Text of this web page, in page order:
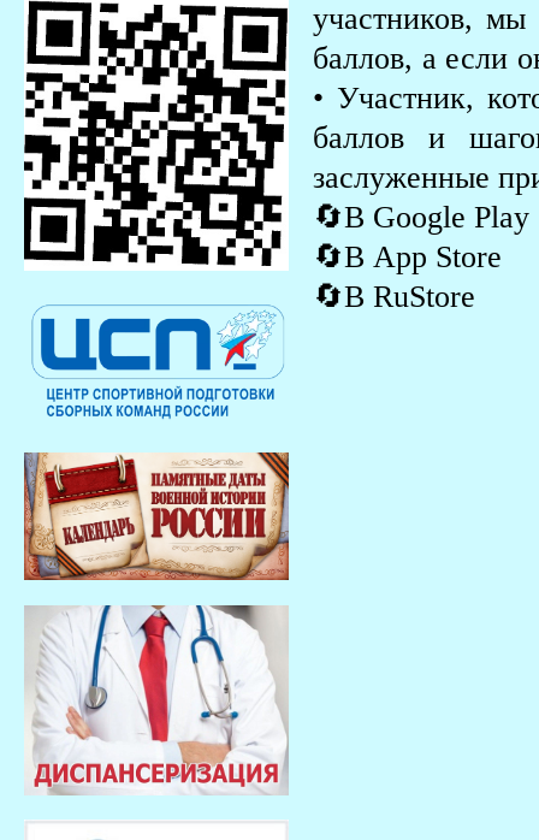
участников, мы
баллов, а если
• Участник,
баллов и
заслуженные
🔄В Google Play
🔄В App Store
🔄В RuStore